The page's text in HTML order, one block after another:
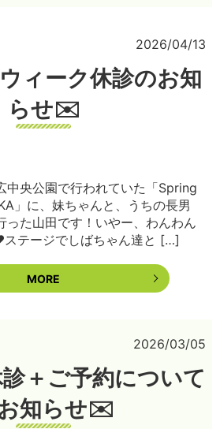
2026/04/13
ィーク休診のお知
らせ✉️
中央公園で行われていた「Spring
」に、妹ちゃんと、うちの長男
った山田です！いやー、わんわん
テージでしばちゃん達と […]
MORE
2026/03/05
＋ご予約について
知らせ✉️